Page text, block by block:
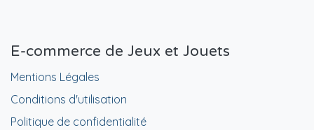
E-commerce de Jeux et Jouets
Mentions Légales
Conditions d'utilisation
Politique de confidentialité